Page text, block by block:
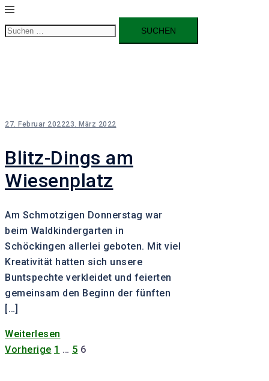
Suchen
nach:
27. Februar 202223. März 2022
Blitz-Dings am
Wiesenplatz
Am Schmotzigen Donnerstag war
beim Waldkindergarten in
Schöckingen allerlei geboten. Mit viel
Kreativität hatten sich unsere
Buntspechte verkleidet und feierten
gemeinsam den Beginn der fünften
[…]
Weiterlesen
Seitennummerierung
Vorherige 1 … 5 6